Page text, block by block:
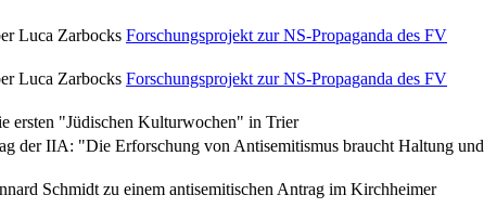
Luca Zarbocks Forschungsprojekt zur NS-Propaganda des FV
Luca Zarbocks Forschungsprojekt zur NS-Propaganda des FV
ersten "Jüdischen Kulturwochen" in Trier
der IIA: "Die Erforschung von Antisemitismus braucht Haltung und
Schmidt zu einem antisemitischen Antrag im Kirchheimer